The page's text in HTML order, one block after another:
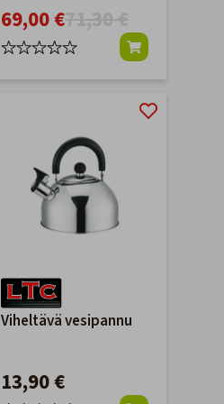
69,00 €
Viheltävä vesipannu
13,90 €